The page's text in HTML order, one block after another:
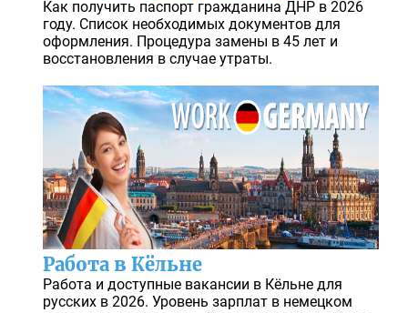
Как получить паспорт гражданина ДНР в 2026
году. Список необходимых документов для
оформления. Процедура замены в 45 лет и
восстановления в случае утраты.
Работа в Кёльне
Работа и доступные вакансии в Кёльне для
русских в 2026. Уровень зарплат в немецком